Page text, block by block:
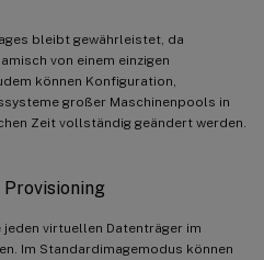
bleibt gewährleistet, da
von einem einzigen
können Konfiguration,
großer Maschinenpools in
Zeit vollständig geändert werden.
virtuellen Datenträger im
Im Standardimagemodus können